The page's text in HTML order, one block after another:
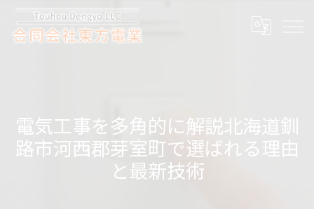
電気工事を多角的に解説北海道釧
路市河西郡芽室町で選ばれる理由
と最新技術